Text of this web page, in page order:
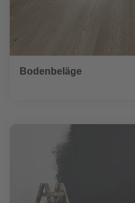
Bodenbeläge